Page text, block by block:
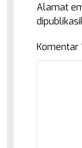
Alamat
Komentar